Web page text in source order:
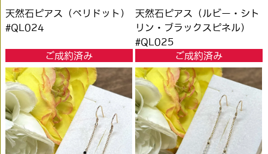
天然石ピアス（ペリドット）
#QL024
ご成約済み
天然石ピアス（ルビー・シト
リン・ブラックスピネル）
#QL025
ご成約済み